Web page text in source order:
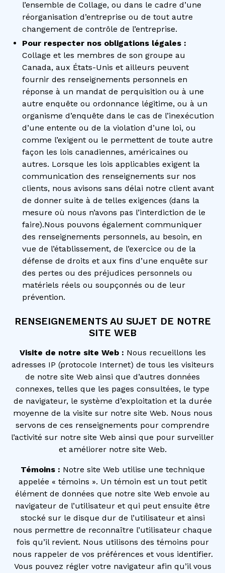
l’ensemble de Collage, ou dans le cadre d’une
réorganisation d’entreprise ou de tout autre
changement de contrôle de l’entreprise.
Pour respecter nos obligations légales :
Collage et les membres de son groupe au
Canada, aux États-Unis et ailleurs peuvent
fournir des renseignements personnels en
réponse à un mandat de perquisition ou à une
autre enquête ou ordonnance légitime, ou à un
organisme d’enquête dans le cas de l’inexécution
d’une entente ou de la violation d’une loi, ou
comme l’exigent ou le permettent de toute autre
façon les lois canadiennes, américaines ou
autres. Lorsque les lois applicables exigent la
communication des renseignements sur nos
clients, nous avisons sans délai notre client avant
de donner suite à de telles exigences (dans la
mesure où nous n’avons pas l’interdiction de le
faire).Nous pouvons également communiquer
des renseignements personnels, au besoin, en
vue de l’établissement, de l’exercice ou de la
défense de droits et aux fins d’une enquête sur
des pertes ou des préjudices personnels ou
matériels réels ou soupçonnés ou de leur
prévention.
RENSEIGNEMENTS AU SUJET DE NOTRE
SITE WEB
Visite de notre site Web : Nous recueillons les
adresses IP (protocole Internet) de tous les visiteurs
de notre site Web ainsi que d’autres données
connexes, telles que les pages consultées, le type
de navigateur, le système d’exploitation et la durée
moyenne de la visite sur notre site Web. Nous nous
servons de ces renseignements pour comprendre
l’activité sur notre site Web ainsi que pour surveiller
et améliorer notre site Web.
Témoins : Notre site Web utilise une technique
appelée « témoins ». Un témoin est un tout petit
élément de données que notre site Web envoie au
navigateur de l’utilisateur et qui peut ensuite être
stocké sur le disque dur de l’utilisateur et ainsi
nous permettre de reconnaître l’utilisateur chaque
fois qu’il revient. Nous utilisons des témoins pour
nous rappeler de vos préférences et vous identifier.
Vous pouvez régler votre navigateur afin qu’il vous